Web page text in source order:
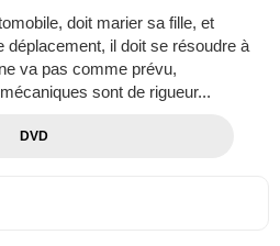
doit marier sa fille, et
il doit se résoudre à
va pas comme prévu,
sont de rigueur...
DVD